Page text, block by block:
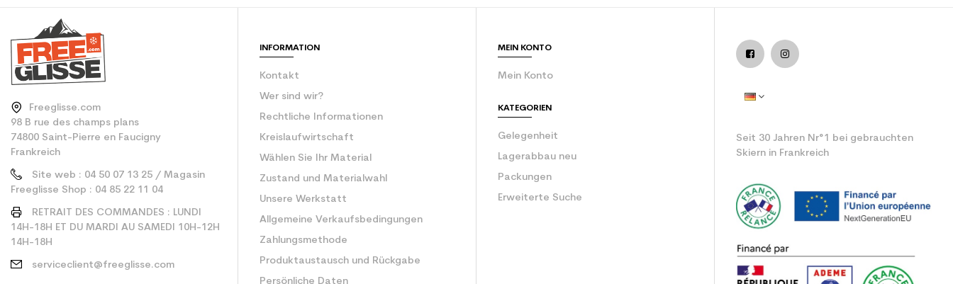
Freeglisse.com
98 B rue des champs plans
74800 Saint-Pierre en Faucigny
Frankreich
Site web : 04 50 07 13 25 / Magasin
Freeglisse Shop : 04 85 22 11 04
RETRAIT DES COMMANDES : LUNDI
14H-18H ET DU MARDI AU SAMEDI 10H-12H
14H-18H
serviceclient@freeglisse.com
INFORMATION
Kontakt
Wer sind wir?
Rechtliche Informationen
Kreislaufwirtschaft
Wählen Sie Ihr Material
Zustand und Materialwahl
Unsere Werkstatt
Allgemeine Verkaufsbedingungen
Zahlungsmethode
Produktaustausch und Rückgabe
Persönliche Daten
MEIN KONTO
Mein Konto
KATEGORIEN
Gelegenheit
Lagerabbau neu
Packungen
Erweiterte Suche
Seit 30 Jahren Nr°1 bei gebrauchten
Skiern in Frankreich